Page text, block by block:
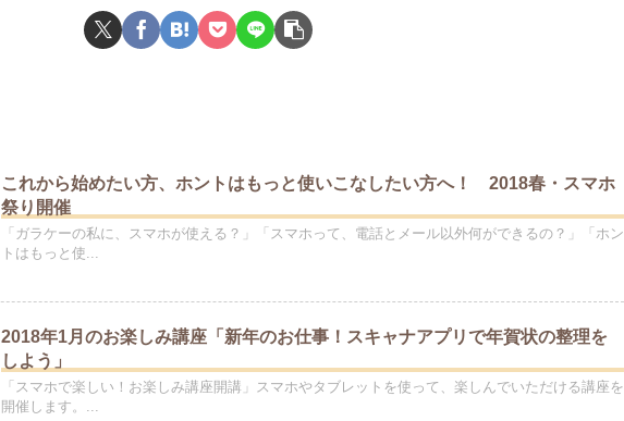
これから始めたい方、ホントはもっと使いこなしたい方へ！ 2018春・スマホ
祭り開催
「ガラケーの私に、スマホが使える？」「スマホって、電話とメール以外何ができるの？」「ホン
トはもっと使...
2018年1月のお楽しみ講座「新年のお仕事！スキャナアプリで年賀状の整理を
しよう」
「スマホで楽しい！お楽しみ講座開講」スマホやタブレットを使って、楽しんでいただける講座を
開催します。...